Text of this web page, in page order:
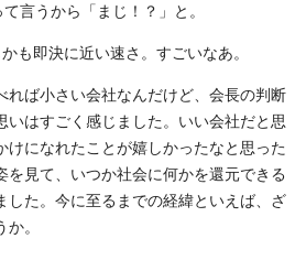
言うから「まじ！？」と。
も即決に近い速さ。すごいなあ。
れば小さい会社なんだけど、会長の判断
いはすごく感じました。いい会社だと思
けになれたことが嬉しかったなと思った
を見て、いつか社会に何かを還元できる
した。今に至るまでの経緯といえば、ざ
。